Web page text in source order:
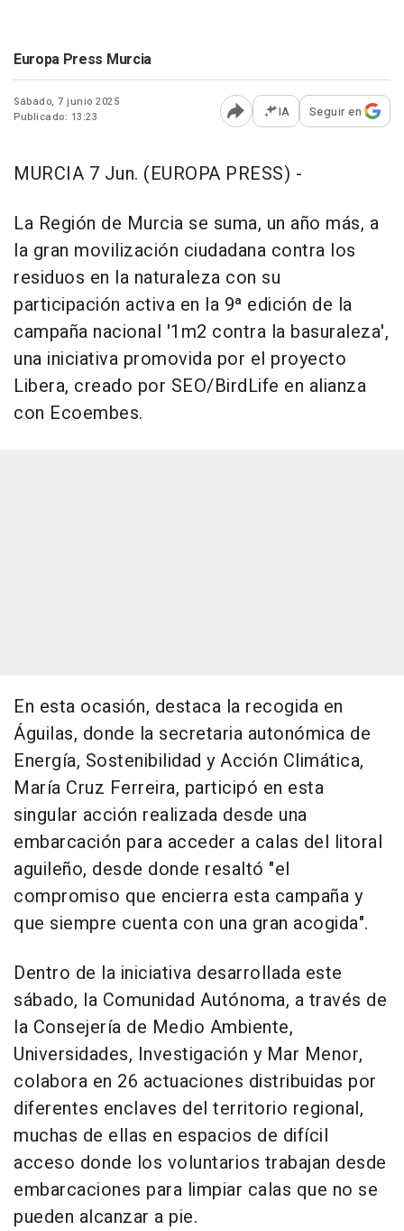
Europa Press Murcia
Sábado, 7 junio 2025
Publicado: 13:23
Abrir opciones para
IA Seguir en
MURCIA 7 Jun. (EUROPA PRESS) -
La Región de Murcia se suma, un año más, a
la gran movilización ciudadana contra los
residuos en la naturaleza con su
participación activa en la 9ª edición de la
campaña nacional '1m2 contra la basuraleza',
una iniciativa promovida por el proyecto
Libera, creado por SEO/BirdLife en alianza
con Ecoembes.
En esta ocasión, destaca la recogida en
Águilas, donde la secretaria autonómica de
Energía, Sostenibilidad y Acción Climática,
María Cruz Ferreira, participó en esta
singular acción realizada desde una
embarcación para acceder a calas del litoral
aguileño, desde donde resaltó "el
compromiso que encierra esta campaña y
que siempre cuenta con una gran acogida".
Dentro de la iniciativa desarrollada este
sábado, la Comunidad Autónoma, a través de
la Consejería de Medio Ambiente,
Universidades, Investigación y Mar Menor,
colabora en 26 actuaciones distribuidas por
diferentes enclaves del territorio regional,
muchas de ellas en espacios de difícil
acceso donde los voluntarios trabajan desde
embarcaciones para limpiar calas que no se
pueden alcanzar a pie.